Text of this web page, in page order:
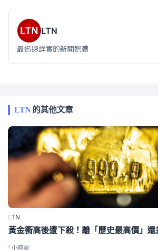
LTN
最迅速詳實的新聞媒體
LTN的其他文章
LTN
黃金衝高後遭下殺！離「歷史最高價」還
1小時前